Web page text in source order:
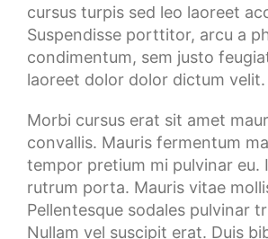
cursus turpis sed leo laoreet
Suspendisse porttitor, arcu a
condimentum, sem justo
laoreet dolor dolor dictum velit.
Morbi cursus erat sit amet
convallis. Mauris fermentum
tempor pretium mi pulvinar eu.
rutrum porta. Mauris vitae
Pellentesque sodales pulvinar
Nullam vel suscipit erat. Duis